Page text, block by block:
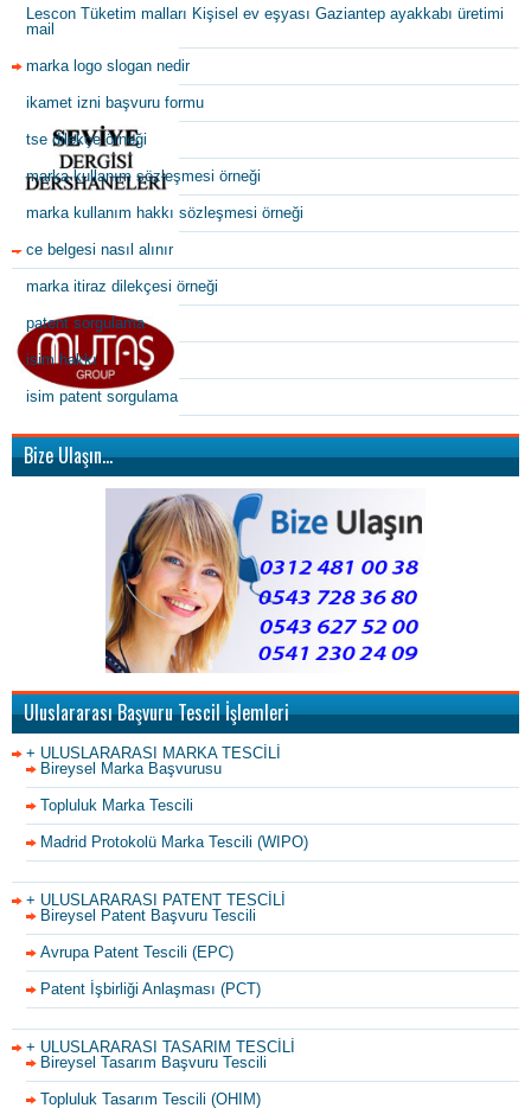
Lescon Tüketim malları Kişisel ev eşyası Gaziantep ayakkabı üretimi
mail
marka logo slogan nedir
ikamet izni başvuru formu
tse dilekçe örneği
marka kullanım sözleşmesi örneği
marka kullanım hakkı sözleşmesi örneği
ce belgesi nasıl alınır
marka itiraz dilekçesi örneği
patent sorgulama
isim hakkı
isim patent sorgulama
Bize Ulaşın…
Uluslararası Başvuru Tescil İşlemleri
+ ULUSLARARASI MARKA TESCİLİ
Bireysel Marka Başvurusu
Topluluk Marka Tescili
Madrid Protokolü Marka Tescili (WIPO)
+ ULUSLARARASI PATENT TESCİLİ
Bireysel Patent Başvuru Tescili
Avrupa Patent Tescili (EPC)
Patent İşbirliği Anlaşması (PCT)
+ ULUSLARARASI TASARIM TESCİLİ
Bireysel Tasarım Başvuru Tescili
Topluluk Tasarım Tescili (OHIM)